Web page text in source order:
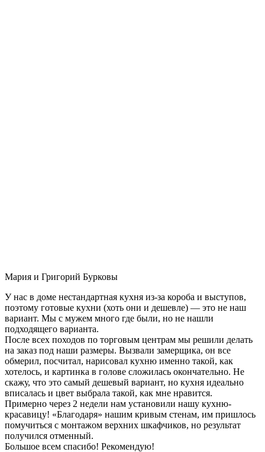
Мария и Григорий Бурковы
У нас в доме нестандартная кухня из-за короба и выступов,
поэтому готовые кухни (хоть они и дешевле) — это не наш
вариант. Мы с мужем много где были, но не нашли
подходящего варианта.
После всех походов по торговым центрам мы решили делать
на заказ под наши размеры. Вызвали замерщика, он все
обмерил, посчитал, нарисовал кухню именно такой, как
хотелось, и картинка в голове сложилась окончательно. Не
скажу, что это самый дешевый вариант, но кухня идеально
вписалась и цвет выбрала такой, как мне нравится.
Примерно через 2 недели нам установили нашу кухню-
красавицу! «Благодаря» нашим кривым стенам, им пришлось
помучиться с монтажом верхних шкафчиков, но результат
получился отменный.
Большое всем спасибо! Рекомендую!